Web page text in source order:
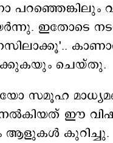
ഇതോടെ
ചെയ്തു.
സമൂഹ
നൽകിയത് ഈ
ആളുകൾ